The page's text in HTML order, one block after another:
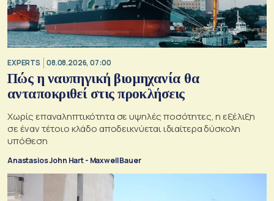
EXPERTS 08.08.2026, 07:00
Πώς η ναυπηγική βιομηχανία θα
ανταποκριθεί στις προκλήσεις
Χωρίς επαναληπτικότητα σε υψηλές ποσότητες, η εξέλιξη
σε έναν τέτοιο κλάδο αποδεικνύεται ιδιαίτερα δύσκολη
υπόθεση
Anastasios John Hart - Maxwell Bauer